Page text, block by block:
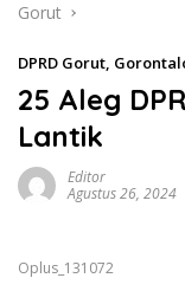
Gorut
DPRD Gorut,
25 Aleg
Lantik
Editor
Agustus 26, 2024
Oplus_131072